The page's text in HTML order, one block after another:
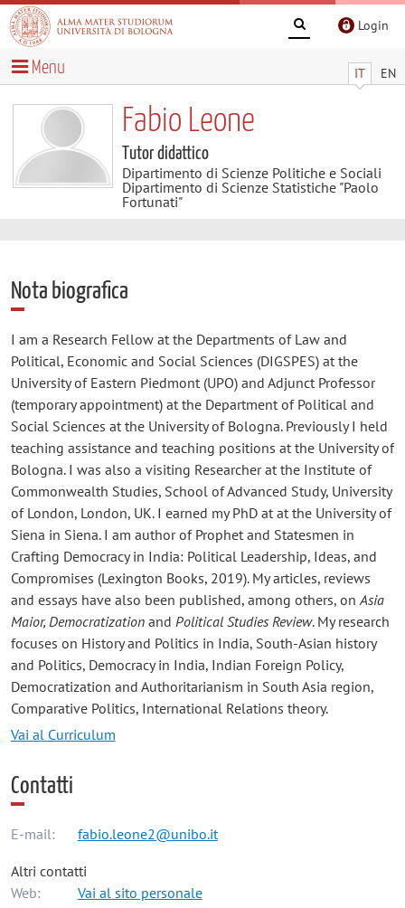
Login
IT EN
Menu
Fabio Leone
Tutor didattico
Dipartimento di Scienze Politiche e Sociali
Dipartimento di Scienze Statistiche "Paolo
Fortunati"
Nota biografica
I am a Research Fellow at the Departments of Law and
Political, Economic and Social Sciences (DIGSPES) at the
University of Eastern Piedmont (UPO) and Adjunct Professor
(temporary appointment) at the Department of Political and
Social Sciences at the University of Bologna. Previously I held
teaching assistance and teaching positions at the University of
Bologna. I was also a visiting Researcher at the Institute of
Commonwealth Studies, School of Advanced Study, University
of London, London, UK. I earned my PhD at at the University of
Siena in Siena. I am author of Prophet and Statesmen in
Crafting Democracy in India: Political Leadership, Ideas, and
Compromises (Lexington Books, 2019). My articles, reviews
and essays have also been published, among others, on Asia
Maior, Democratizationand Political Studies Review. My research
focuses on History and Politics in India, South-Asian history
and Politics, Democracy in India, Indian Foreign Policy,
Democratization and Authoritarianism in South Asia region,
Comparative Politics, International Relations theory.
Vai al Curriculum
Contatti
E-mail: fabio.leone2@unibo.it
Altri contatti
Web:
Vai al sito personale